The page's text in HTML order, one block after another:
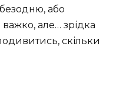
або
але… зрідка
скільки